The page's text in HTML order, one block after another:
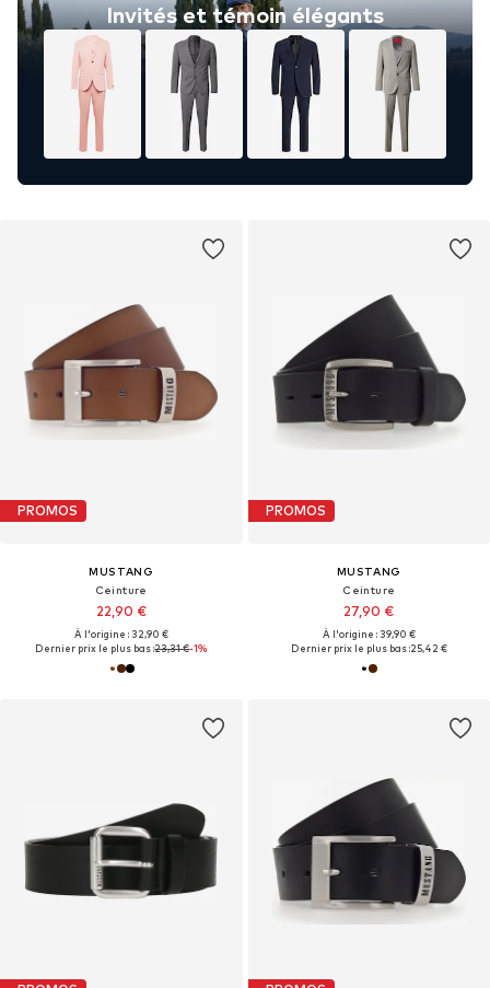
Invités et témoin élégants
PROMOS
MUSTANG
Ceinture
22,90 €
À l'origine : 32,90 €
Dernier prix le plus bas :23,31 €-1%
PROMOS
MUSTANG
Ceinture
27,90 €
À l'origine : 39,90 €
Dernier prix le plus bas :25,42 €